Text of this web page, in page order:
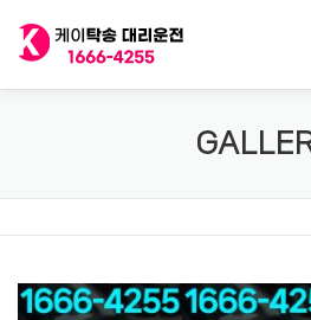
법인대리운전